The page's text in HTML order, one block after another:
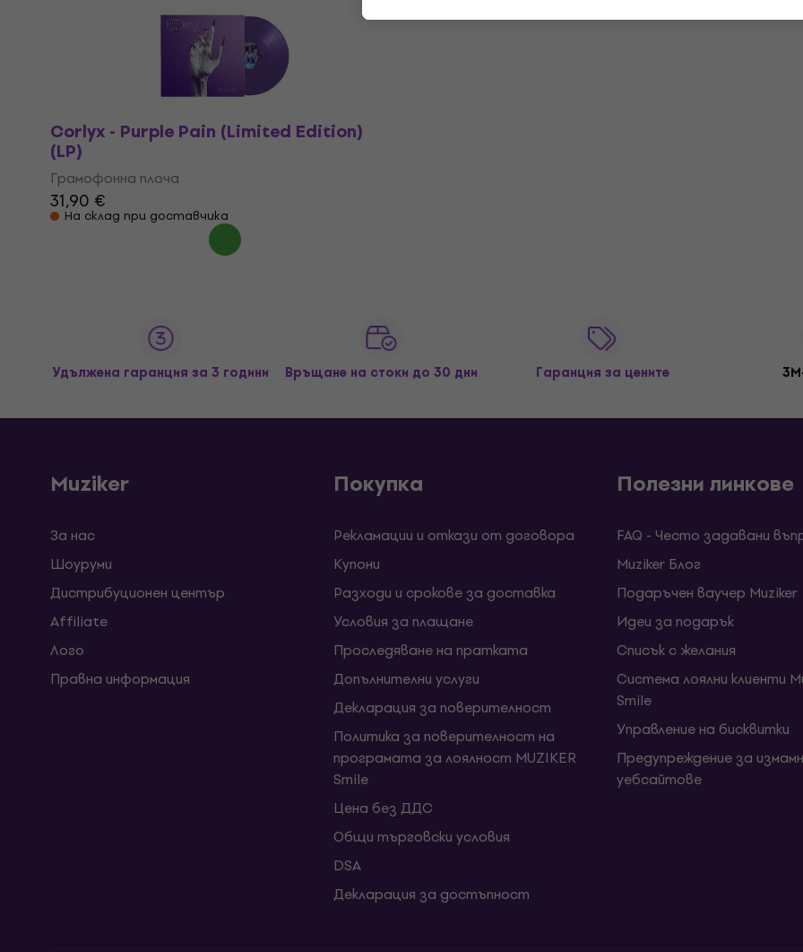
Corlyx - Purple Pain (Limited Edition)
(LP)
Грамофонна плоча
31,90 €
На склад при доставчика
Удължена гаранция за 3 години Връщане на стоки до 30 дни Гаранция за цените
Muziker
За нас
Шоуруми
Дистрибуционен център
Affiliate
Лого
Правна информация
Покупка
Рекламации и откази от договора
Kупони
Разходи и срокове за доставка
Условия за плащане
Проследяване на пратката
Допълнителни услуги
Декларация за поверителност
Политика за поверителност на
програмата за лоялност MUZIKER
Smile
Цена без ДДС
Общи търговски условия
DSA
Декларация за достъпност
Полезни линкове
FAQ - Често задавани
Muziker Блог
Подаръчен ваучер Muziker
Идеи за подарък
Списък с желания
Система лоялни клиенти
Smile
Управление на бисквитки
Предупреждение за
уебсайтове